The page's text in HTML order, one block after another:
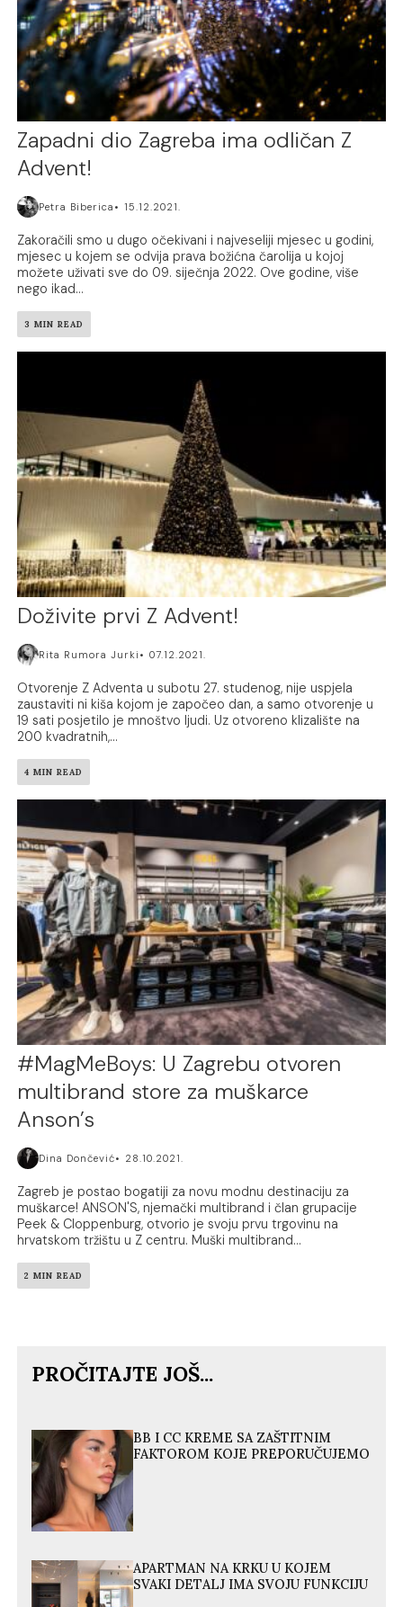
Zapadni dio Zagreba ima odličan Z
Advent!
Petra Biberica 15.12.2021.
Zakoračili smo u dugo očekivani i najveseliji mjesec u godini,
mjesec u kojem se odvija prava božićna čarolija u kojoj
možete uživati sve do 09. siječnja 2022. Ove godine, više
nego ikad...
3 MIN READ
Doživite prvi Z Advent!
Rita Rumora Jurki 07.12.2021.
Otvorenje Z Adventa u subotu 27. studenog, nije uspjela
zaustaviti ni kiša kojom je započeo dan, a samo otvorenje u
19 sati posjetilo je mnoštvo ljudi. Uz otvoreno klizalište na
200 kvadratnih,...
4 MIN READ
#MagMeBoys: U Zagrebu otvoren
multibrand store za muškarce
Anson’s
Dina Dončević 28.10.2021.
Zagreb je postao bogatiji za novu modnu destinaciju za
muškarce! ANSON'S, njemački multibrand i član grupacije
Peek & Cloppenburg, otvorio je svoju prvu trgovinu na
hrvatskom tržištu u Z centru. Muški multibrand...
2 MIN READ
PROČITAJTE JOŠ...
BB I CC KREME SA ZAŠTITNIM
FAKTOROM KOJE PREPORUČUJEMO
APARTMAN NA KRKU U KOJEM
SVAKI DETALJ IMA SVOJU FUNKCIJU